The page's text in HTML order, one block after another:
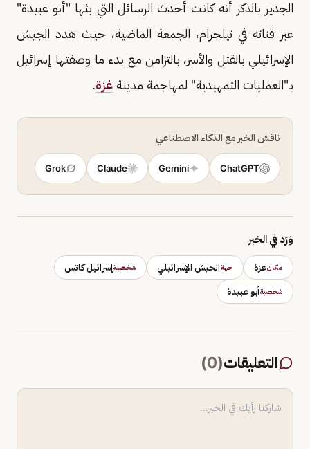
الجدير بالذكر أنه كانت أحدث الرسائل التي بثها "أبو عبيدة"
عبر قناته في تيلجرام، الجمعة الماضية، حيث هدد الجيش
الإسرائيلي بالقتل والأسر، بالتزامن مع بدء ما وصفتها إسرائيل
بـ"العمليات التمهيدية" لمهاجمة مدينة غزة.
ناقش الخبر مع الذكاء الاصطناعي
ChatGPT
Gemini
Claude
Grok
وَرَد في الخبر
مكانغزة جهةالجيش الإسرائيلي شخصيةإسرائيل كاتس
شخصيةأبو عبيدة
التعليقات(
0
)